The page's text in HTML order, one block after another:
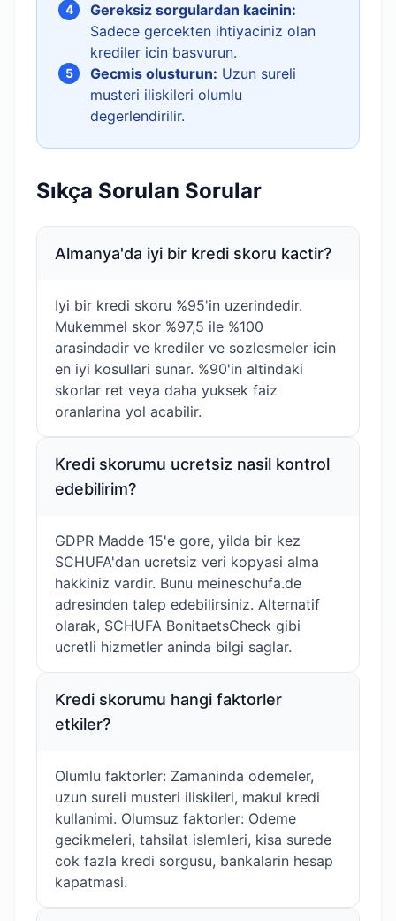
4
Gereksiz sorgulardan kacinin:
Sadece gercekten ihtiyaciniz olan
krediler icin basvurun.
5 Gecmis olusturun: Uzun sureli
musteri iliskileri olumlu
degerlendirilir.
Sıkça Sorulan Sorular
Almanya'da iyi bir kredi skoru kactir?
Iyi bir kredi skoru %95'in uzerindedir.
Mukemmel skor %97,5 ile %100
arasindadir ve krediler ve sozlesmeler icin
en iyi kosullari sunar. %90'in altindaki
skorlar ret veya daha yuksek faiz
oranlarina yol acabilir.
Kredi skorumu ucretsiz nasil kontrol
edebilirim?
GDPR Madde 15'e gore, yilda bir kez
SCHUFA'dan ucretsiz veri kopyasi alma
hakkiniz vardir. Bunu meineschufa.de
adresinden talep edebilirsiniz. Alternatif
olarak, SCHUFA BonitaetsCheck gibi
ucretli hizmetler aninda bilgi saglar.
Kredi skorumu hangi faktorler
etkiler?
Olumlu faktorler: Zamaninda odemeler,
uzun sureli musteri iliskileri, makul kredi
kullanimi. Olumsuz faktorler: Odeme
gecikmeleri, tahsilat islemleri, kisa surede
cok fazla kredi sorgusu, bankalarin hesap
kapatmasi.